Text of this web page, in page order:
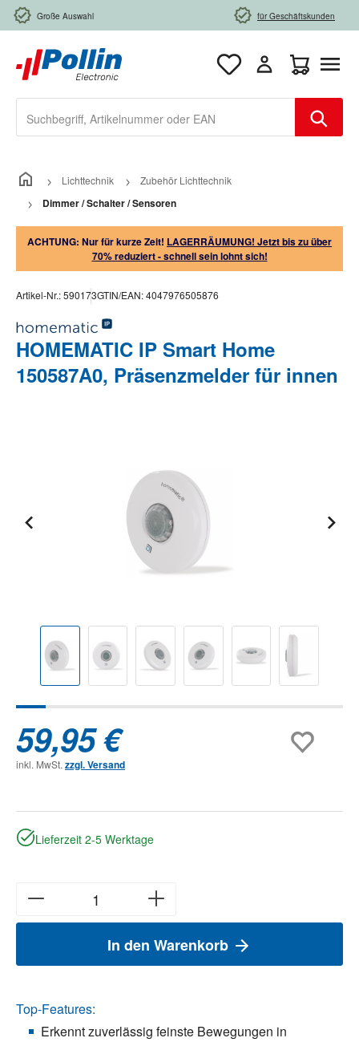
Zum Hauptinhalt springen
Große Auswahl für Geschäftskunden
Lichttechnik Zubehör Lichttechnik
Dimmer / Schalter / Sensoren
ACHTUNG: Nur für kurze Zeit! LAGERRÄUMUNG! Jetzt bis zu über
70% reduziert - schnell sein lohnt sich!
Artikel-Nr.:590173GTIN/EAN:4047976505876
HOMEMATIC IP Smart Home
150587A0, Präsenzmelder für innen
59,95 €
inkl. MwSt. zzgl. Versand
Lieferzeit 2-5 Werktage
In den Warenkorb
Top-Features:
Erkennt zuverlässig feinste Bewegungen in